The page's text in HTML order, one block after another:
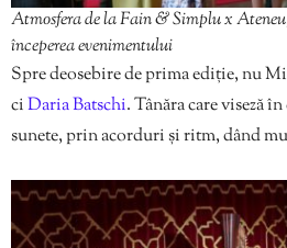
Atmosfera de la Fain & Simplu x
începerea evenimentului
Spre deosebire de prima ediție, nu
ciDaria Batschi. Tânăra care viseză
sunete, prin acorduri și ritm, dând